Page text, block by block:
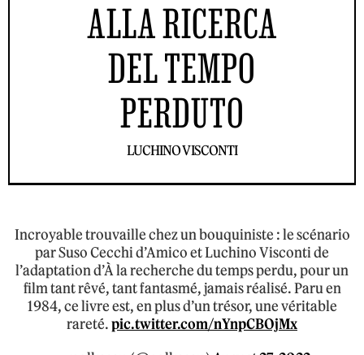
ALLA RICERCA
DEL TEMPO
PERDUTO
LUCHINO VISCONTI
Incroyable trouvaille chez un bouquiniste : le scénario
par Suso Cecchi d’Amico et Luchino Visconti de
l’adaptation d’À la recherche du temps perdu, pour un
film tant rêvé, tant fantasmé, jamais réalisé. Paru en
1984, ce livre est, en plus d’un trésor, une véritable
rareté.pic.twitter.com/nYnpCBOjMx